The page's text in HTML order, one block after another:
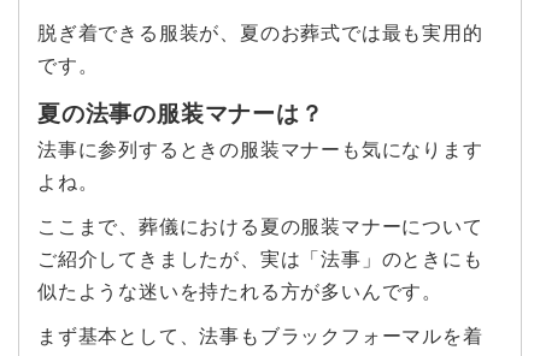
脱ぎ着できる服装が、夏のお葬式では最も実用的
です。
夏の法事の服装マナーは？
法事に参列するときの服装マナーも気になります
よね。
ここまで、葬儀における夏の服装マナーについて
ご紹介してきましたが、実は「法事」のときにも
似たような迷いを持たれる方が多いんです。
まず基本として、法事もブラックフォーマルを着